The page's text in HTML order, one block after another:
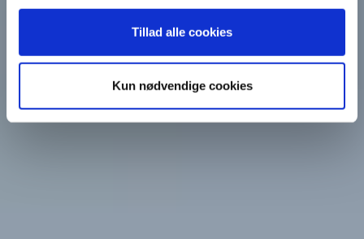
Tillad alle cookies
Kun nødvendige cookies